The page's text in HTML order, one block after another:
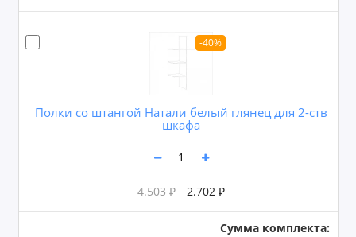
-40%
Полки со штангой Натали белый глянец для 2-ств
шкафа
4.503 ₽ 2.702 ₽
Сумма комплекта: